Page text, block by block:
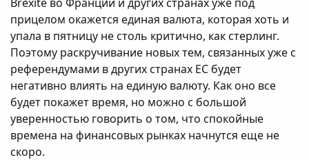
прицелом окажется единая валюта, которая хоть и
упала в пятницу не столь критично, как стерлинг.
Поэтому раскручивание новых тем, связанных уже с
референдумами в других странах ЕС будет
негативно влиять на единую валюту. Как оно все
будет покажет время, но можно с большой
уверенностью говорить о том, что спокойные
времена на финансовых рынках начнутся еще не
скоро.